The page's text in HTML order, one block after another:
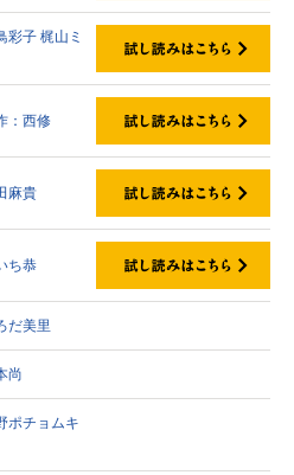
彩子梶山ミ
：西修
麻貴
ち恭
だ美里
尚
ポチョムキ